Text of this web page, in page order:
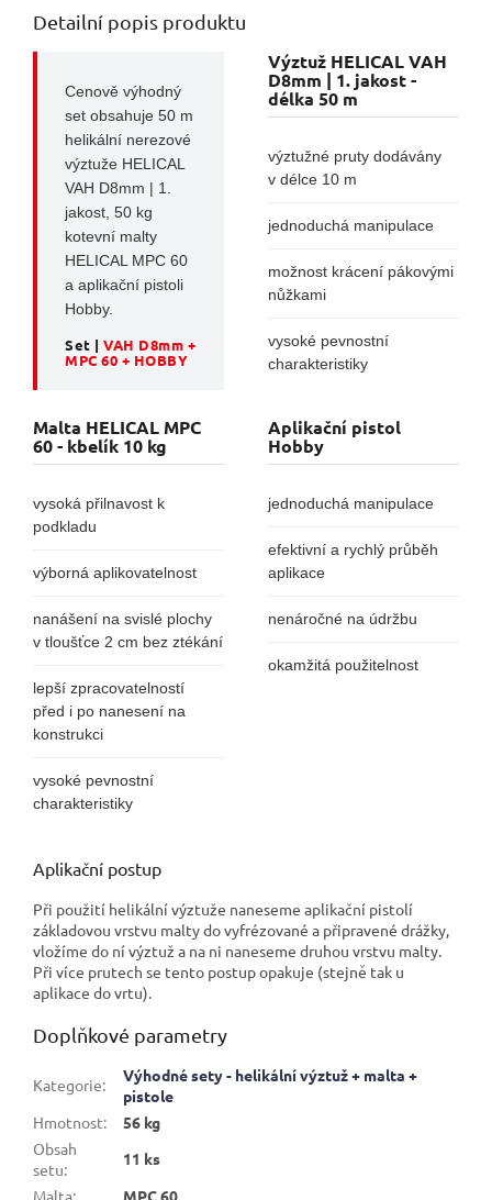
Detailní popis produktu
Cenově výhodný
set obsahuje 50 m
helikální nerezové
výztuže HELICAL
VAH D8mm | 1.
jakost, 50 kg
kotevní malty
HELICAL MPC 60
a aplikační pistoli
Hobby.
Set | VAH D8mm +
MPC 60 + HOBBY
Výztuž HELICAL VAH
D8mm | 1. jakost -
délka 50 m
výztužné pruty dodávány
v délce 10 m
jednoduchá manipulace
možnost krácení pákovými
nůžkami
vysoké pevnostní
charakteristiky
Malta HELICAL MPC
60 - kbelík 10 kg
vysoká přilnavost k
podkladu
výborná aplikovatelnost
nanášení na svislé plochy
v tloušťce 2 cm bez ztékání
lepší zpracovatelností
před i po nanesení na
konstrukci
vysoké pevnostní
charakteristiky
Aplikační pistol
Hobby
jednoduchá manipulace
efektivní a rychlý průběh
aplikace
nenáročné na údržbu
okamžitá použitelnost
Aplikační postup
Při použití helikální výztuže naneseme aplikační pistolí
základovou vrstvu malty do vyfrézované a připravené drážky,
vložíme do ní výztuž a na ni naneseme druhou vrstvu malty.
Při více prutech se tento postup opakuje (stejně tak u
aplikace do vrtu).
Doplňkové parametry
Kategorie:
Výhodné sety - helikální výztuž + malta +
pistole
Hmotnost:
56 kg
Obsah
setu:
11 ks
Malta:
MPC 60